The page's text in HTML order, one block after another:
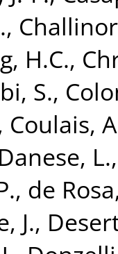
,
H.C.,
S.,
Coulais,
Danese, L.
, de
J.,